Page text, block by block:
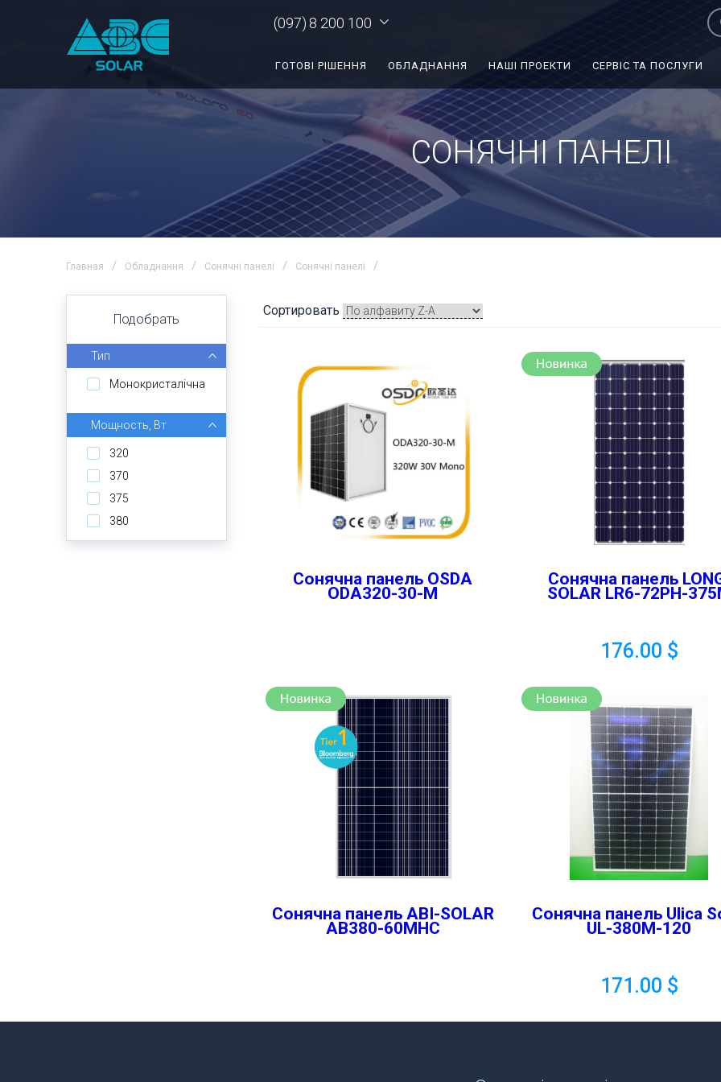
(097) 8 200 100
ГОТОВІ РІШЕННЯ ОБЛАДНАННЯ НАШІ ПРОЕКТИ СЕРВІС ТА ПОСЛУГИ
СОНЯЧНІ ПАНЕЛІ
Главная Обладнання Сонячні панелі Сонячні панелі
Подобрать
Тип
Монокристалічна
Мощность, Вт
320
370
375
380
Сортировать
Сонячна панель OSDA
ODA320-30-M
Сонячна панель
SOLAR LR6-72PH-
176.00 $
Сонячна панель ABI-SOLAR
AB380-60MHC
Сонячна панель Ulica
UL-380M-120
171.00 $